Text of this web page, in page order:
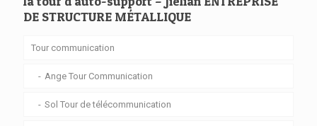
DE STRUCTURE MÉTALLIQUE
Tour communication
Ange Tour Communication
Sol Tour de télécommunication